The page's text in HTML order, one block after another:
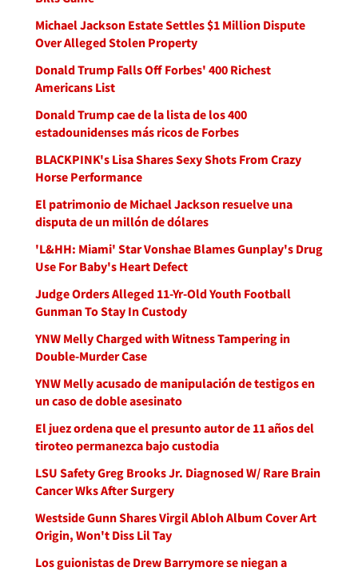
Michael Jackson Estate Settles $1 Million Dispute
Over Alleged Stolen Property
Donald Trump Falls Off Forbes' 400 Richest
Americans List
Donald Trump cae de la lista de los 400
estadounidenses más ricos de Forbes
BLACKPINK's Lisa Shares Sexy Shots From Crazy
Horse Performance
El patrimonio de Michael Jackson resuelve una
disputa de un millón de dólares
'L&HH: Miami' Star Vonshae Blames Gunplay's Drug
Use For Baby's Heart Defect
Judge Orders Alleged 11-Yr-Old Youth Football
Gunman To Stay In Custody
YNW Melly Charged with Witness Tampering in
Double-Murder Case
YNW Melly acusado de manipulación de testigos en
un caso de doble asesinato
El juez ordena que el presunto autor de 11 años del
tiroteo permanezca bajo custodia
LSU Safety Greg Brooks Jr. Diagnosed W/ Rare Brain
Cancer Wks After Surgery
Westside Gunn Shares Virgil Abloh Album Cover Art
Origin, Won't Diss Lil Tay
Los guionistas de Drew Barrymore se niegan a